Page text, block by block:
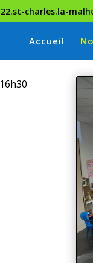
charles.la-
Accueil